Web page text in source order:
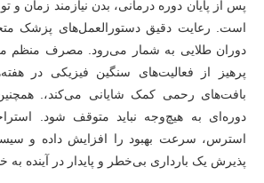
پس از پایان دوره درمانی، بدن نیازمند زمان و
است. رعایت دقیق دستورالعمل‌های پزشک
دوران طلایی به شمار می‌رود. مصرف منظم
پرهیز از فعالیت‌های سنگین فیزیکی در
بافت‌های رحمی کمک شایانی می‌کند،.
دوره‌ای به هیچ‌وجه نباید متوقف شود.
استرس، سرعت بهبود را افزایش داده و
پذیرش یک بارداری بی‌خطر و پایدار در آینده